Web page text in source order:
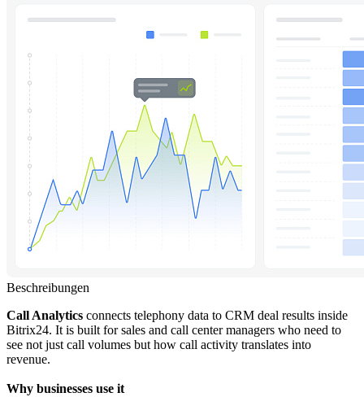
Beschreibungen
Call Analytics connects telephony data to CRM deal results inside
Bitrix24. It is built for sales and call center managers who need to
see not just call volumes but how call activity translates into
revenue.
Why businesses use it